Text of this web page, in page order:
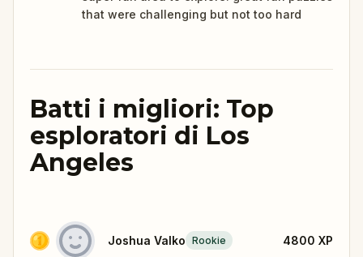
that were challenging but not too hard
Batti i migliori: Top
esploratori di Los
Angeles
Joshua Valko Rookie 4800 XP